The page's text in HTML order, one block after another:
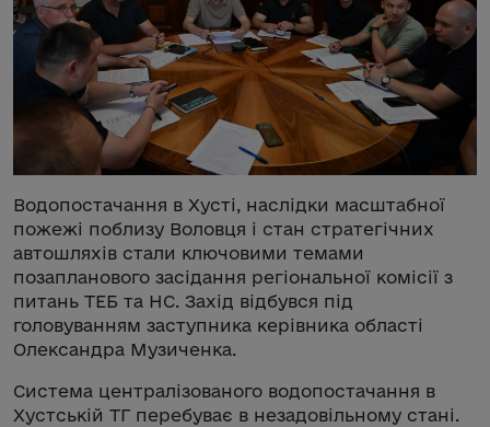
Водопостачання в Хусті, наслідки масштабної
пожежі поблизу Воловця і стан стратегічних
автошляхів стали ключовими темами
позапланового засідання регіональної комісії з
питань ТЕБ та НС. Захід відбувся під
головуванням заступника керівника області
Олександра Музиченка.
Система централізованого водопостачання в
Хустській ТГ перебуває в незадовільному стані.